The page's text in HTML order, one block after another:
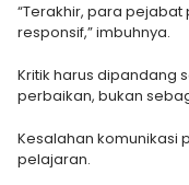
“Terakhir, para
responsif,” imbuhnya.
Kritik harus dipandang
perbaikan, bukan
Kesalahan komunikasi
pelajaran.